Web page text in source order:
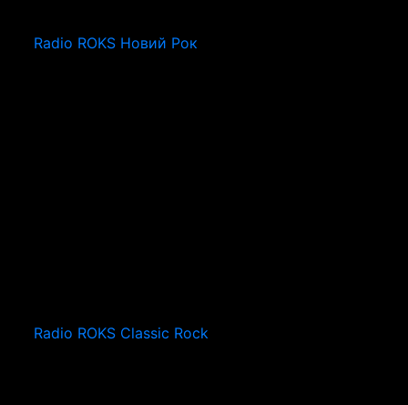
Radio ROKS Новий Рок
Radio ROKS Classic Rock